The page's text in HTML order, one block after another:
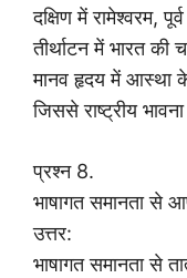
दक्षिण में रामेश्वरम,
तीर्थाटन में भारत की
मानव हृदय में आस्था
जिससे राष्ट्रीय
प्रश्न 8.
भाषागत समानता से
उत्तर:
भाषागत समानता से